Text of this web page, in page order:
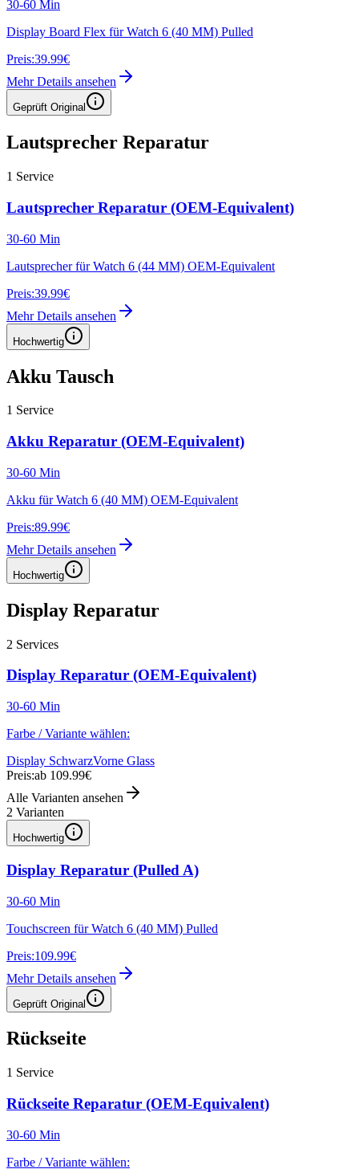
30-60 Min
Display Board Flex für Watch 6 (40 MM) Pulled
Preis:39.99€
Mehr Details ansehen
Geprüft Original
Lautsprecher Reparatur
1 Service
Lautsprecher Reparatur (OEM-Equivalent)
30-60 Min
Lautsprecher für Watch 6 (44 MM) OEM-Equivalent
Preis:39.99€
Mehr Details ansehen
Hochwertig
Akku Tausch
1 Service
Akku Reparatur (OEM-Equivalent)
30-60 Min
Akku für Watch 6 (40 MM) OEM-Equivalent
Preis:89.99€
Mehr Details ansehen
Hochwertig
Display Reparatur
2 Services
Display Reparatur (OEM-Equivalent)
30-60 Min
Farbe / Variante wählen:
Display SchwarzVorne Glass
Preis:ab 109.99€
Alle Varianten ansehen
2 Varianten
Hochwertig
Display Reparatur (Pulled A)
30-60 Min
Touchscreen für Watch 6 (40 MM) Pulled
Preis:109.99€
Mehr Details ansehen
Geprüft Original
Rückseite
1 Service
Rückseite Reparatur (OEM-Equivalent)
30-60 Min
Farbe / Variante wählen: